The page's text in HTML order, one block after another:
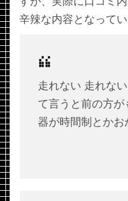
辛辣な内容となってい
走れない 走れな
て言うと前の方
器が時間制とかお